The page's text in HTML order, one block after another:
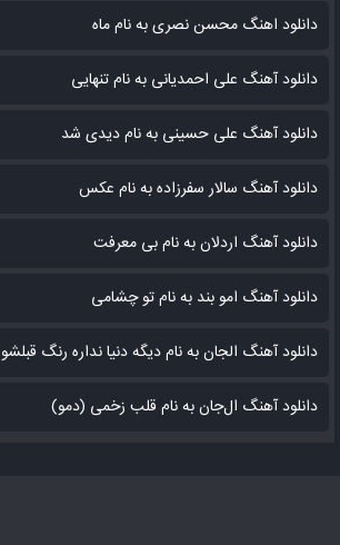
دانلود اهنگ محسن نصری به نام‌ ماه
دانلود آهنگ علی احمدیانی به نام تنهایی
دانلود آهنگ علی حسینی به نام دیدی شد
دانلود آهنگ سالار سفرزاده به نام عکس
دانلود آهنگ اردلان به نام بی معرفت
دانلود آهنگ امو بند به نام تو چشامی
دانلود آهنگ الجان به نام دیگه دنیا نداره رنگ قبلشو
دانلود آهنگ ال‌جان به نام قلب زخمی (دمو)